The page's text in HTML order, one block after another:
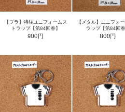
【プラ】特注ユニフォームス
トラップ【第84回春】
900円
【メタル】ユニフォ
ラップ【第84回春
800円